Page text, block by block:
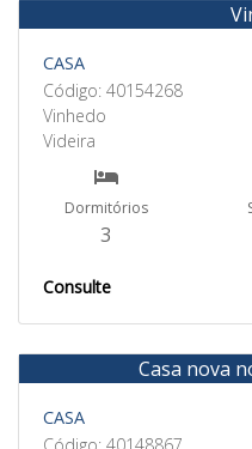
CASA
Código: 40154268
Vinhedo
Videira
Dormitórios
3
Consulte
Casa nova
CASA